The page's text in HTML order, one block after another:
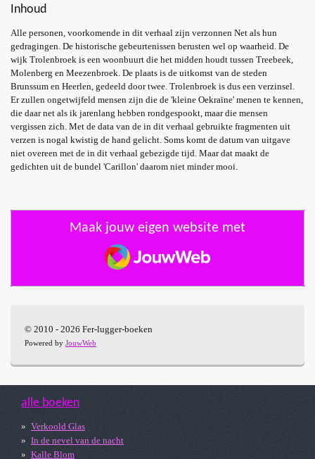
Inhoud
Alle personen, voorkomende in dit verhaal zijn verzonnen Net als hun
gedragingen. De historische gebeurtenissen berusten wel op waarheid. De
wijk Trolenbroek is een woonbuurt die het midden houdt tussen Treebeek,
Molenberg en Meezenbroek. De plaats is de uitkomst van de steden
Brunssum en Heerlen, gedeeld door twee. Trolenbroek is dus een verzinsel.
Er zullen ongetwijfeld mensen zijn die de 'kleine Oekraïne' menen te kennen,
die daar net als ik jarenlang hebben rondgespookt, maar die mensen
vergissen zich. Met de data van de in dit verhaal gebruikte fragmenten uit
verzen is nogal kwistig de hand gelicht. Soms komt de datum van uitgave
niet overeen met de in dit verhaal gebezigde tijd. Maar dat maakt de
gedichten uit de bundel 'Carillon' daarom niet minder mooi.
Maak jouw eigen website met
JouwWeb
© 2010 - 2026 Fer-lugger-boeken
Powered by JouwWeb
alle boeken
Verkoold Glas
In de nevel van de nacht
Kalle Blom